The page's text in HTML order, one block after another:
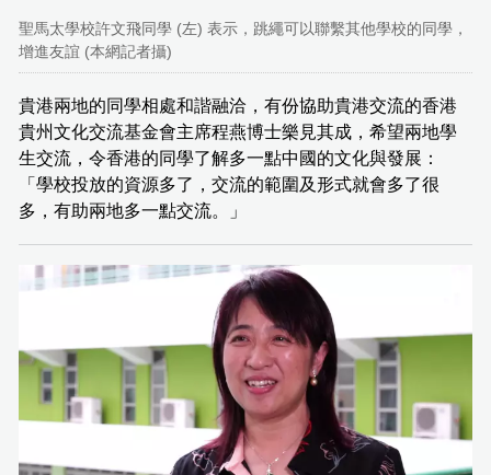
聖馬太學校許文飛同學 (左) 表示，跳繩可以聯繫其他學校的同學，
增進友誼 (本網記者攝)
貴港兩地的同學相處和諧融洽，有份協助貴港交流的香港
貴州文化交流基金會主席程燕博士樂見其成，希望兩地學
生交流，令香港的同學了解多一點中國的文化與發展：
「學校投放的資源多了，交流的範圍及形式就會多了很
多，有助兩地多一點交流。」